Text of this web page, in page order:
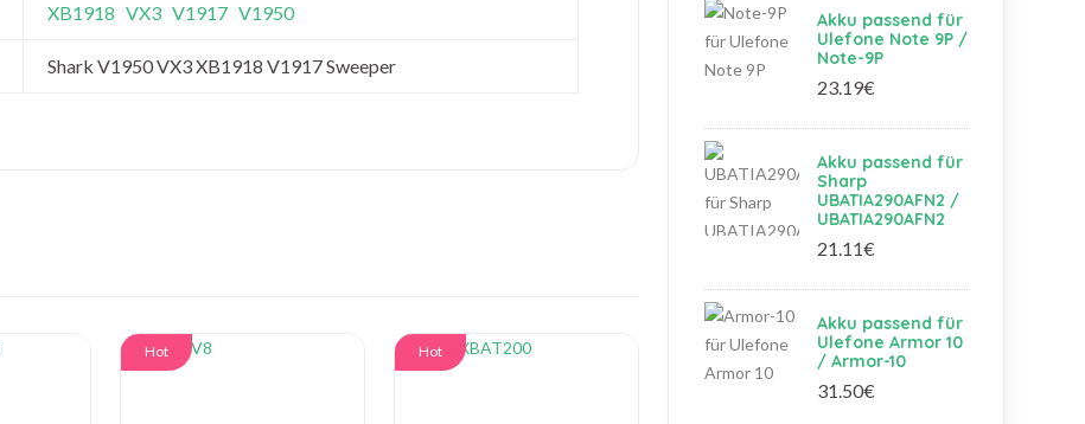
XB1918 VX3 V1917 V1950
Shark V1950 VX3 XB1918 V1917 Sweeper
Hot Hot
Akku passend für
Ulefone Note 9P /
Note-9P
23.19€
Akku passend für
Sharp
UBATIA290AFN2 /
UBATIA290AFN2
21.11€
Akku passend für
Ulefone Armor 10
/ Armor-10
31.50€